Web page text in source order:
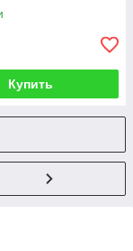
Купить